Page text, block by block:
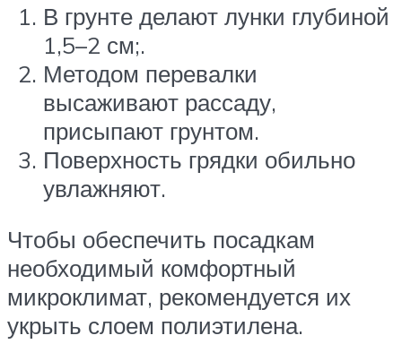
В грунте делают лунки глубиной
1,5–2 см;.
Методом перевалки
высаживают рассаду,
присыпают грунтом.
Поверхность грядки обильно
увлажняют.
Чтобы обеспечить посадкам
необходимый комфортный
микроклимат, рекомендуется их
укрыть слоем полиэтилена.